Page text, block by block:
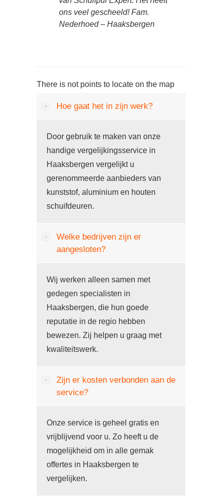
ons veel gescheeld! Fam.
Nederhoed – Haaksbergen
There is not points to locate on the map
Hoe gaat het in zijn werk?
Door gebruik te maken van onze
handige vergelijkingsservice in
Haaksbergen vergelijkt u
gerenommeerde aanbieders van
kunststof, aluminium en houten
schuifdeuren.
Welke bedrijven zijn er
aangesloten?
Wij werken alleen samen met
gedegen specialisten in
Haaksbergen, die hun goede
reputatie in de regio hebben
bewezen. Zij helpen u graag met
kwaliteitswerk.
Zijn er kosten verbonden aan de
service?
Onze service is geheel gratis en
vrijblijvend voor u. Zo heeft u de
mogelijkheid om in alle gemak
offertes in Haaksbergen te
vergelijken.